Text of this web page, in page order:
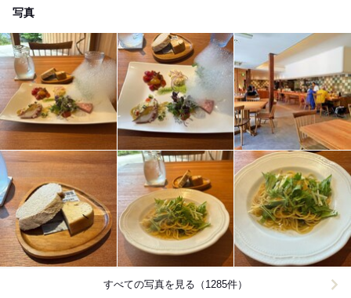
写真
すべての写真を見る（1285件）